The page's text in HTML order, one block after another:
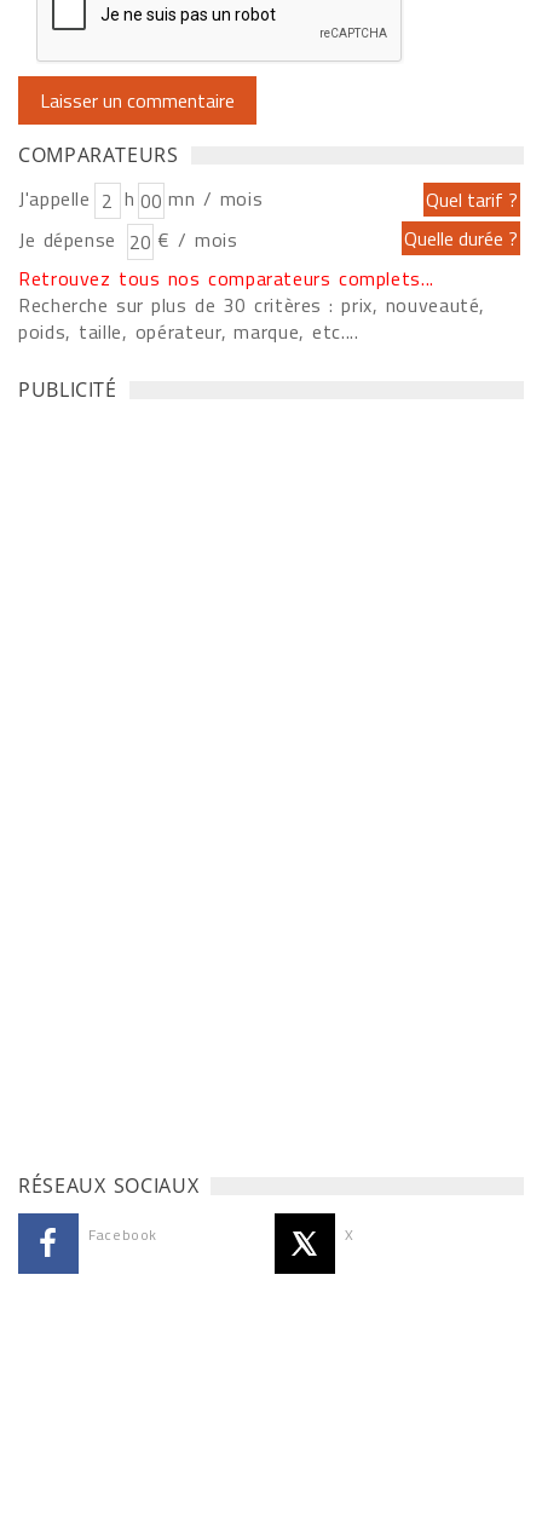
COMPARATEURS
J'appelle h
mn / mois
Je dépense
€ / mois
Retrouvez tous nos comparateurs complets...
Recherche sur plus de 30 critères : prix, nouveauté,
poids, taille, opérateur, marque, etc....
PUBLICITÉ
RÉSEAUX SOCIAUX
Facebook X